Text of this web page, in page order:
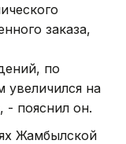
заказа,
по
на
- пояснил он.
Жамбылской